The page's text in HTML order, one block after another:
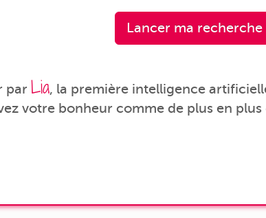
Lancer ma recherche
par Lia, la première intelligence
votre bonheur comme de plus en plus